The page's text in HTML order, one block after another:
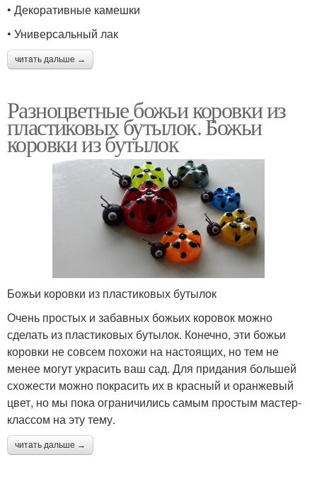
• Декоративные камешки
• Универсальный лак
читать дальше →
Разноцветные божьи коровки из
пластиковых бутылок. Божьи
коровки из бутылок
Божьи коровки из пластиковых бутылок
Очень простых и забавных божьих коровок можно
сделать из пластиковых бутылок. Конечно, эти божьи
коровки не совсем похожи на настоящих, но тем не
менее могут украсить ваш сад. Для придания большей
схожести можно покрасить их в красный и оранжевый
цвет, но мы пока ограничились самым простым мастер-
классом на эту тему.
читать дальше →